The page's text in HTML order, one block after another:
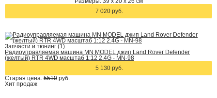
7 020 руб.
Запчасти и тюнинг (1)
Радиоуправляемая машина MN MODEL джип Land Rover Defender
(желтый) RTR 4WD масштаб 1:12 2.4G - MN-98
5 130 руб.
Старая цена: 5510 руб.
Хит продаж